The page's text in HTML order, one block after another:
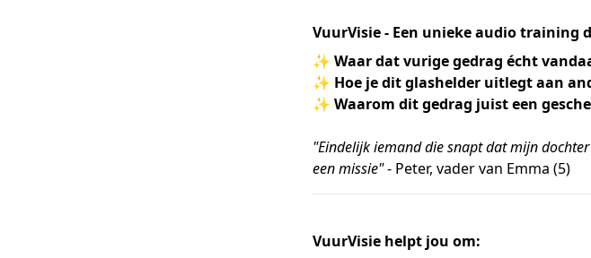
VuurVisie - Een unieke audio training
✨ Waar dat vurige gedrag écht
✨ Hoe je dit glashelder uitlegt aan
✨ Waarom dit gedrag juist een
"Eindelijk iemand die snapt dat mijn
een missie"- Peter, vader van Emma (5)
VuurVisie helpt jou om: